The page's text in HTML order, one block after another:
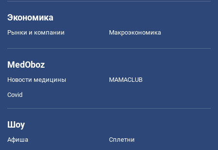
Экономика
Рынки и компании Mакроэкономика
MedOboz
Новости медицины MAMACLUB
Covid
Шоу
Афиша Сплетни